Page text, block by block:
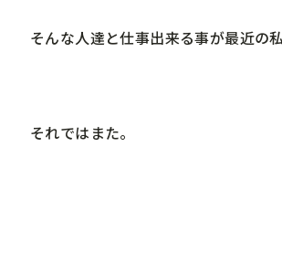
そんな人達と仕事出来る事が最近の
それではまた。